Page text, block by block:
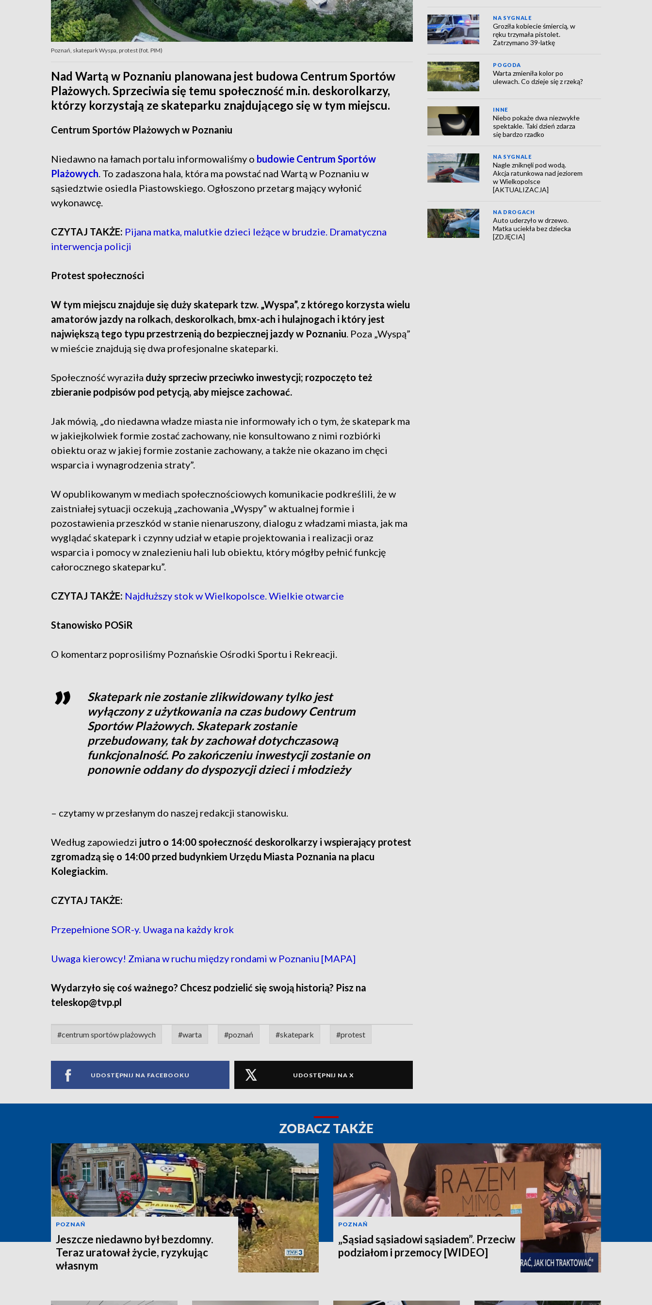
Poznań, skatepark Wyspa, protest (fot. PIM)
Nad Wartą w Poznaniu planowana jest budowa Centrum Sportów
Plażowych. Sprzeciwia się temu społeczność m.in. deskorolkarzy,
którzy korzystają ze skateparku znajdującego się w tym miejscu.
Centrum Sportów Plażowych w Poznaniu
Niedawno na łamach portalu informowaliśmy o budowie Centrum Sportów
Plażowych. To zadaszona hala, która ma powstać nad Wartą w Poznaniu w
sąsiedztwie osiedla Piastowskiego. Ogłoszono przetarg mający wyłonić
wykonawcę.
CZYTAJ TAKŻE: Pijana matka, malutkie dzieci leżące w brudzie. Dramatyczna
interwencja policji
Protest społeczności
W tym miejscu znajduje się duży skatepark tzw. „Wyspa”, z którego korzysta wielu
amatorów jazdy na rolkach, deskorolkach, bmx-ach i hulajnogach i który jest
największą tego typu przestrzenią do bezpiecznej jazdy w Poznaniu. Poza „Wyspą”
w mieście znajdują się dwa profesjonalne skateparki.
Społeczność wyraziła duży sprzeciw przeciwko inwestycji; rozpoczęto też
zbieranie podpisów pod petycją, aby miejsce zachować.
Jak mówią, „do niedawna władze miasta nie informowały ich o tym, że skatepark ma
w jakiejkolwiek formie zostać zachowany, nie konsultowano z nimi rozbiórki
obiektu oraz w jakiej formie zostanie zachowany, a także nie okazano im chęci
wsparcia i wynagrodzenia straty”.
W opublikowanym w mediach społecznościowych komunikacie podkreślili, że w
zaistniałej sytuacji oczekują „zachowania „Wyspy” w aktualnej formie i
pozostawienia przeszkód w stanie nienaruszony, dialogu z władzami miasta, jak ma
wyglądać skatepark i czynny udział w etapie projektowania i realizacji oraz
wsparcia i pomocy w znalezieniu hali lub obiektu, który mógłby pełnić funkcję
całorocznego skateparku”.
CZYTAJ TAKŻE: Najdłuższy stok w Wielkopolsce. Wielkie otwarcie
Stanowisko POSiR
O komentarz poprosiliśmy Poznańskie Ośrodki Sportu i Rekreacji.
Skatepark nie zostanie zlikwidowany tylko jest
wyłączony z użytkowania na czas budowy Centrum
Sportów Plażowych. Skatepark zostanie
przebudowany, tak by zachował dotychczasową
funkcjonalność. Po zakończeniu inwestycji zostanie on
ponownie oddany do dyspozycji dzieci i młodzieży
– czytamy w przesłanym do naszej redakcji stanowisku.
Według zapowiedzi jutro o 14:00 społeczność deskorolkarzy i wspierający protest
zgromadzą się o 14:00 przed budynkiem Urzędu Miasta Poznania na placu
Kolegiackim.
CZYTAJ TAKŻE:
Przepełnione SOR-y. Uwaga na każdy krok
Uwaga kierowcy! Zmiana w ruchu między rondami w Poznaniu [MAPA]
Wydarzyło się coś ważnego? Chcesz podzielić się swoją historią? Pisz na
teleskop@tvp.pl
#centrum sportów plażowych #warta #poznań #skatepark #protest
UDOSTĘPNIJ NA FACEBOOKU UDOSTĘPNIJ NA X
NA SYGNALE
Groziła kobiecie śmiercią, w
ręku trzymała pistolet.
Zatrzymano 39-latkę
POGODA
Warta zmieniła kolor po
ulewach. Co dzieje się z rzeką?
INNE
Niebo pokaże dwa niezwykłe
spektakle. Taki dzień zdarza
się bardzo rzadko
NA SYGNALE
Nagle zniknęli pod wodą.
Akcja ratunkowa nad jeziorem
w Wielkopolsce
[AKTUALIZACJA]
NA DROGACH
Auto uderzyło w drzewo.
Matka uciekła bez dziecka
[ZDJĘCIA]
ZOBACZ TAKŻE
POZNAŃ
Jeszcze niedawno był bezdomny.
Teraz uratował życie, ryzykując
własnym
POZNAŃ
„Sąsiad sąsiadowi sąsiadem”. Przeciw
podziałom i przemocy [WIDEO]